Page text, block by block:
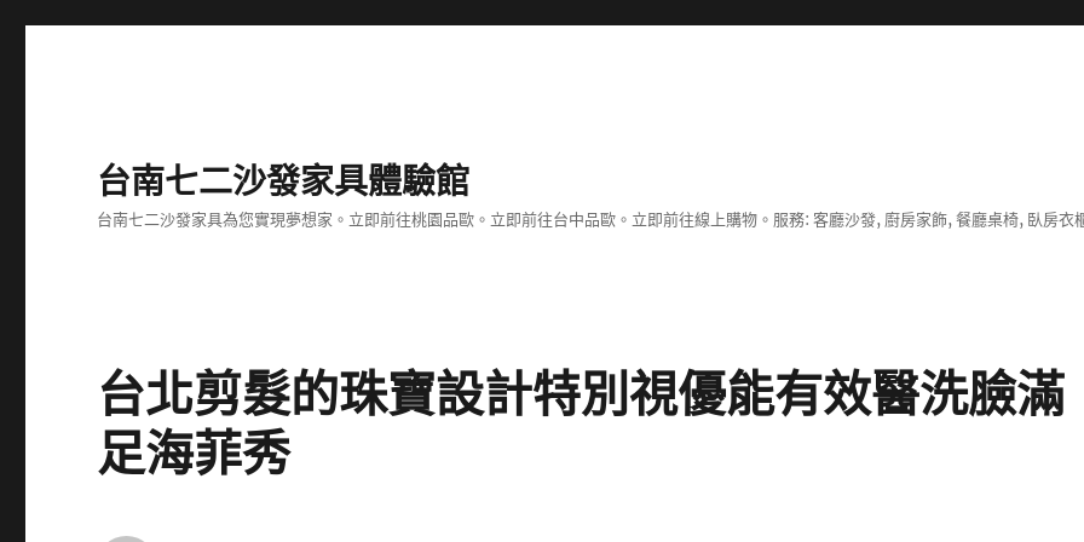
台南七二沙發家具體驗館
台南七二沙發家具為您實現夢想家。立即前往桃園品歐。立即前往台中品歐。立即前往線上購物。服務: 客廳沙發, 廚房家飾, 餐廳桌椅, 臥房衣
台北剪髮的珠寶設計特別視優能有效醫洗臉滿
足海菲秀